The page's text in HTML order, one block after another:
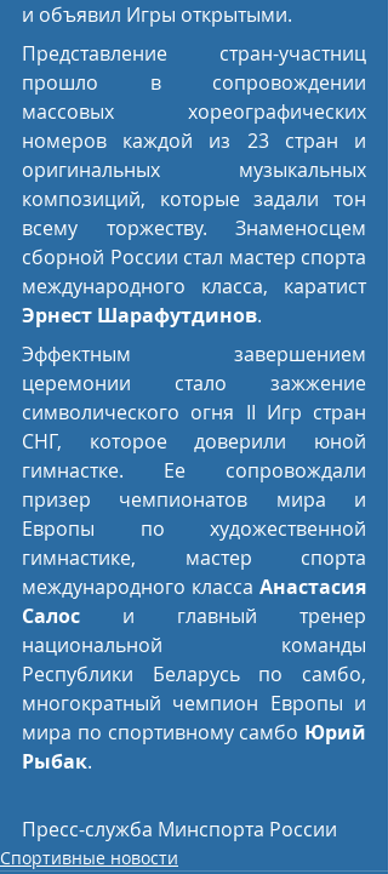
и объявил Игры открытыми.
Представление стран-участниц
прошло в сопровождении
массовых хореографических
номеров каждой из 23 стран и
оригинальных музыкальных
композиций, которые задали тон
всему торжеству. Знаменосцем
сборной России стал мастер спорта
международного класса, каратист
Эрнест Шарафутдинов.
Эффектным завершением
церемонии стало зажжение
символического огня II Игр стран
СНГ, которое доверили юной
гимнастке. Ее сопровождали
призер чемпионатов мира и
Европы по художественной
гимнастике, мастер спорта
международного класса Анастасия
Салос и главный тренер
национальной команды
Республики Беларусь по самбо,
многократный чемпион Европы и
мира по спортивному самбо Юрий
Рыбак.
Пресс-служба Минспорта России
Спортивные новости